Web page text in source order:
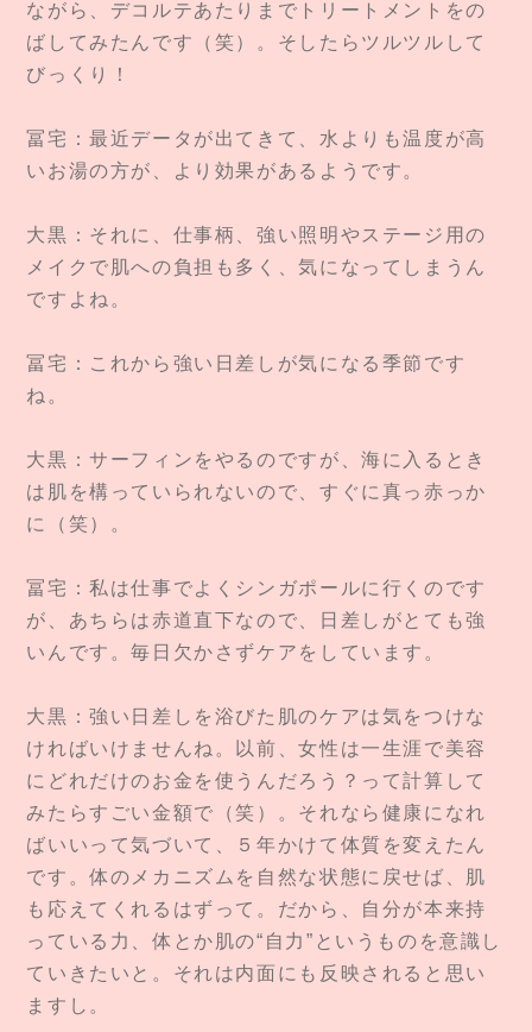
ながら、デコルテあたりまでトリートメントをの
ばしてみたんです（笑）。そしたらツルツルして
びっくり！
冨宅：最近データが出てきて、水よりも温度が高
いお湯の方が、より効果があるようです。
大黒：それに、仕事柄、強い照明やステージ用の
メイクで肌への負担も多く、気になってしまうん
ですよね。
冨宅：これから強い日差しが気になる季節です
ね。
大黒：サーフィンをやるのですが、海に入るとき
は肌を構っていられないので、すぐに真っ赤っか
に（笑）。
冨宅：私は仕事でよくシンガポールに行くのです
が、あちらは赤道直下なので、日差しがとても強
いんです。毎日欠かさずケアをしています。
大黒：強い日差しを浴びた肌のケアは気をつけな
ければいけませんね。以前、女性は一生涯で美容
にどれだけのお金を使うんだろう？って計算して
みたらすごい金額で（笑）。それなら健康になれ
ばいいって気づいて、５年かけて体質を変えたん
です。体のメカニズムを自然な状態に戻せば、肌
も応えてくれるはずって。だから、自分が本来持
っている力、体とか肌の“自力”というものを意識し
ていきたいと。それは内面にも反映されると思い
ますし。